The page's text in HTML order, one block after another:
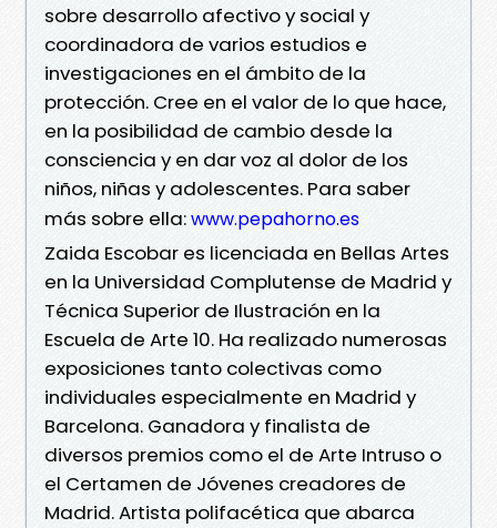
sobre desarrollo afectivo y social y
coordinadora de varios estudios e
investigaciones en el ámbito de la
protección. Cree en el valor de lo que hace,
en la posibilidad de cambio desde la
consciencia y en dar voz al dolor de los
niños, niñas y adolescentes. Para saber
más sobre ella:www.pepahorno.es
Zaida Escobar es licenciada en Bellas Artes
en la Universidad Complutense de Madrid y
Técnica Superior de Ilustración en la
Escuela de Arte 10. Ha realizado numerosas
exposiciones tanto colectivas como
individuales especialmente en Madrid y
Barcelona. Ganadora y finalista de
diversos premios como el de Arte Intruso o
el Certamen de Jóvenes creadores de
Madrid. Artista polifacética que abarca